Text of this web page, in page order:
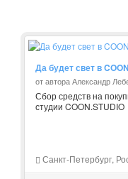
Да будет свет в
от автора Александр
Сбор средств на
студии COON.STUDIO
Санкт-Петербург,